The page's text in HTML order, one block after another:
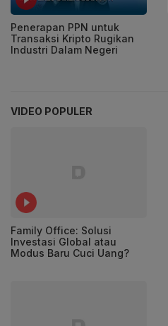
Penerapan PPN untuk
Transaksi Kripto Rugikan
Industri Dalam Negeri
VIDEO POPULER
Family Office: Solusi
Investasi Global atau
Modus Baru Cuci Uang?